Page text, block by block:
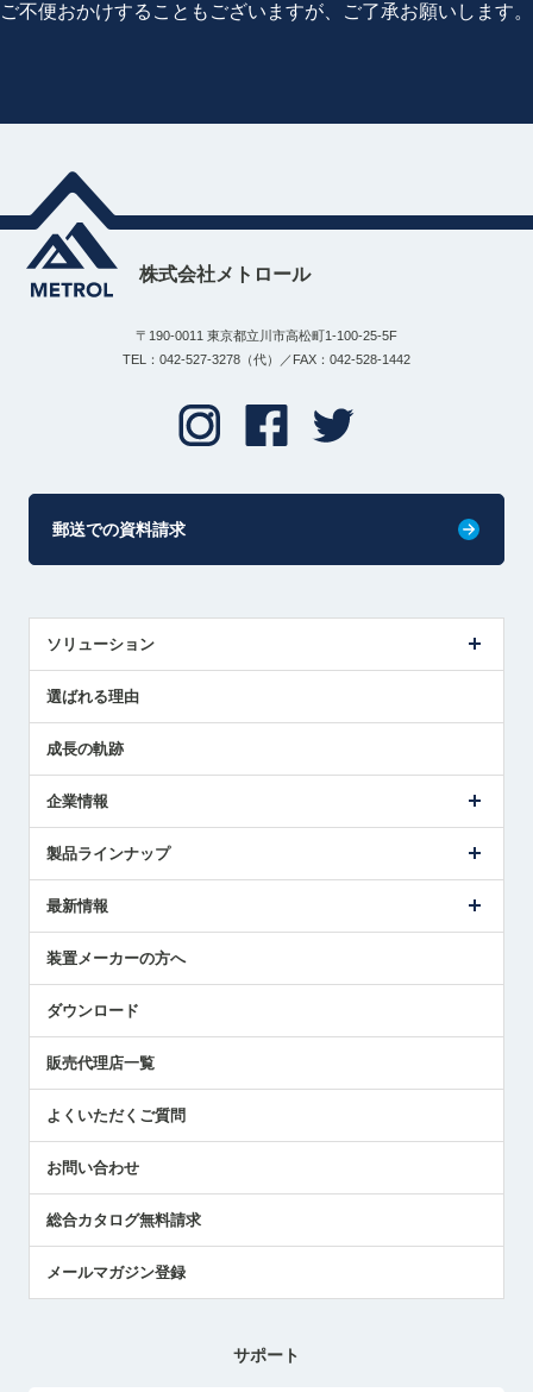
ご不便おかけすることもございますが、ご了承お願いします。
株式会社メトロール
〒190-0011 東京都立川市高松町1-100-25-5F
TEL：042-527-3278（代）／FAX：042-528-1442
郵送での資料請求
ソリューション
解決策提案
選ばれる理由
成長の軌跡
企業情報
ごあいさつ
受賞履歴
採用情報
国/地域/言語
製品ラインナップ
ツールセッタ製品
エアマイクロセンサ製品
最新情報
メトロールの技術
社員ブログ
中小企業のBCP地震対策
センサのテクニカルガイド
社長ブログ
装置メーカーの方へ
ダウンロード
販売代理店一覧
よくいただくご質問
お問い合わせ
総合カタログ無料請求
メールマガジン登録
サポート